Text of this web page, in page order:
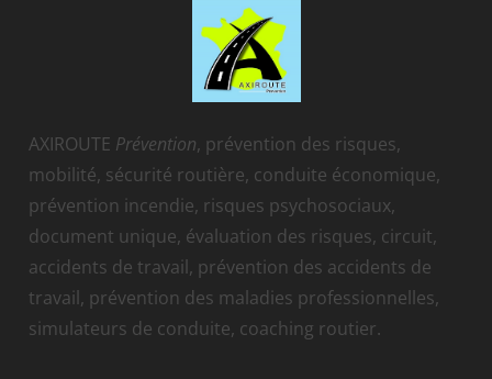
AXIROUTE Prévention, prévention des risques,
mobilité, sécurité routière, conduite économique,
prévention incendie, risques psychosociaux,
document unique, évaluation des risques, circuit,
accidents de travail, prévention des accidents de
travail, prévention des maladies professionnelles,
simulateurs de conduite, coaching routier.